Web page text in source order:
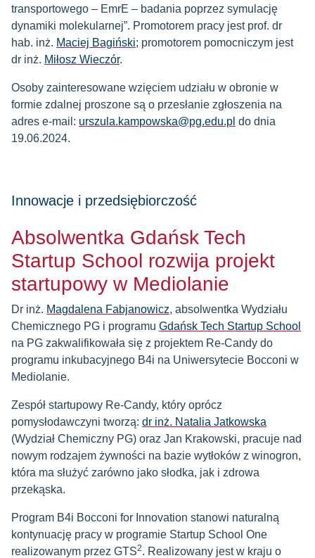
transportowego – EmrE – badania poprzez symulację
dynamiki molekularnej”. Promotorem pracy jest prof. dr
hab. inż. Maciej Bagiński; promotorem pomocniczym jest
dr inż. Miłosz Wieczór.
Osoby zainteresowane wzięciem udziału w obronie w
formie zdalnej proszone są o przesłanie zgłoszenia na
adres e-mail: urszula.kampowska@pg.edu.pl do dnia
19.06.2024.
Innowacje i przedsiębiorczość
Absolwentka Gdańsk Tech
Startup School rozwija projekt
startupowy w Mediolanie
Dr inż. Magdalena Fabjanowicz, absolwentka Wydziału
Chemicznego PG i programu Gdańsk Tech Startup School
na PG zakwalifikowała się z projektem Re-Candy do
programu inkubacyjnego B4i na Uniwersytecie Bocconi w
Mediolanie.
Zespół startupowy Re-Candy, który oprócz
pomysłodawczyni tworzą: dr inż. Natalia Jatkowska
(Wydział Chemiczny PG) oraz Jan Krakowski, pracuje nad
nowym rodzajem żywności na bazie wytłoków z winogron,
która ma służyć zarówno jako słodka, jak i zdrowa
przekąska.
Program B4i Bocconi for Innovation stanowi naturalną
kontynuację pracy w programie Startup School One
realizowanym przez GTS2. Realizowany jest w kraju o